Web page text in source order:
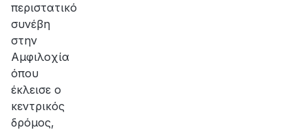
περιστατικό
συνέβη
στην
Αμφιλοχία
όπου
έκλεισε ο
κεντρικός
δρόμος,